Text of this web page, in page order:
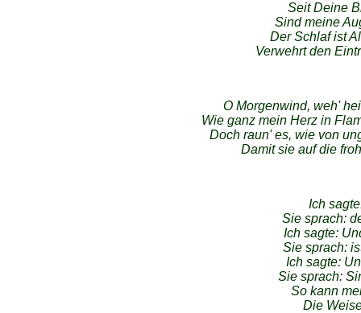
Seit Deine
Sind meine
Der Schlaf ist
Verwehrt den
O Morgenwind, weh'
Wie ganz mein Herz in
Doch raun' es, wie von
Damit sie auf die
Ich
Sie sprach:
Ich sagte:
Sie sprach:
Ich sagte:
Sie sprach:
So kann
Die